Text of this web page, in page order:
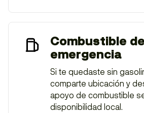
Combustible de
emergencia
Si te quedaste sin
comparte ubicación y
apoyo de combustible
disponibilidad local.